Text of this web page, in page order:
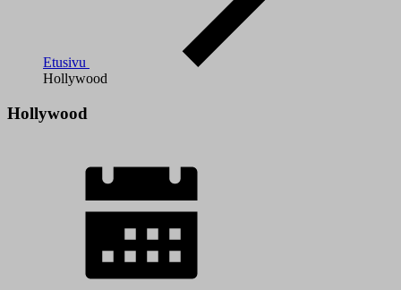
Etusivu
Hollywood
Hollywood